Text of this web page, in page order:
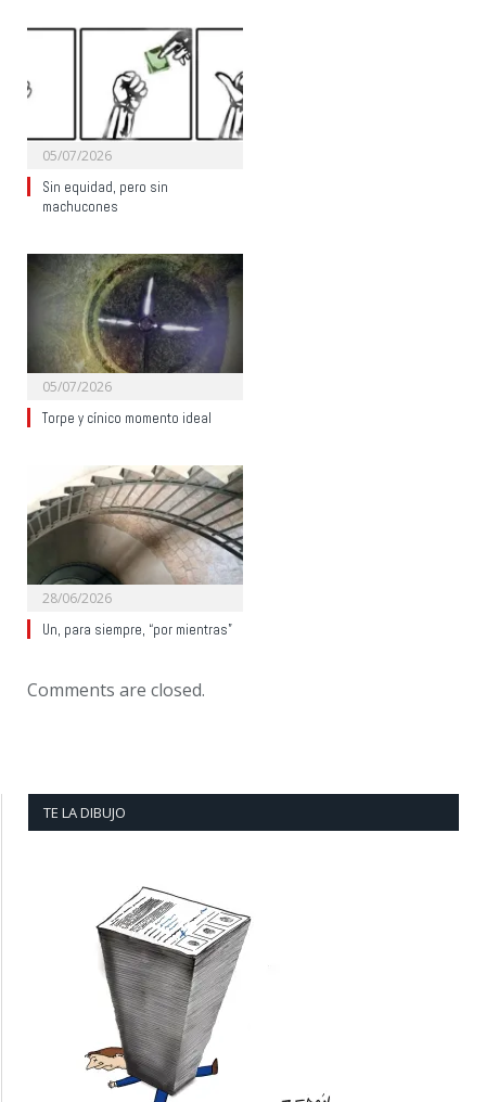
05/07/2026
Sin equidad, pero sin
machucones
05/07/2026
Torpe y cínico momento ideal
28/06/2026
Un, para siempre, “por mientras”
Comments are closed.
TE LA DIBUJO